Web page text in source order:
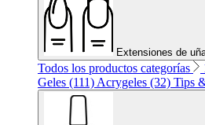
Extensiones de
Todos los productos categorías
Geles (111) Acrygeles (32) Tips